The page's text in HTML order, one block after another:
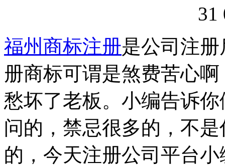
31
福州商标注册是公司注
册商标可谓是煞费苦心
愁坏了老板。小编告诉
问的，禁忌很多的，不
的，今天注册公司平台